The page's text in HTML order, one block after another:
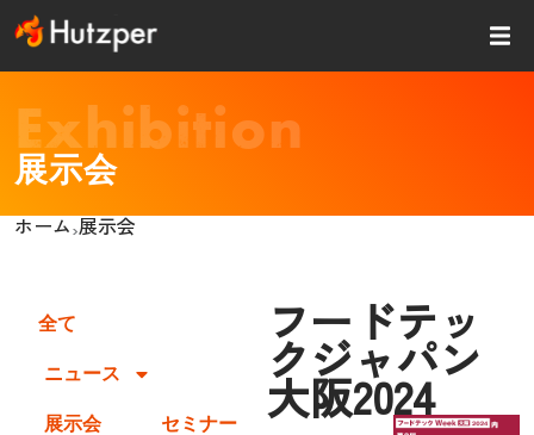
容
を
キッExhibition
展示会
ホーム›展示会
全て
ニュース
展示会 セミナー
フードテッ
クジャパン
大阪2024